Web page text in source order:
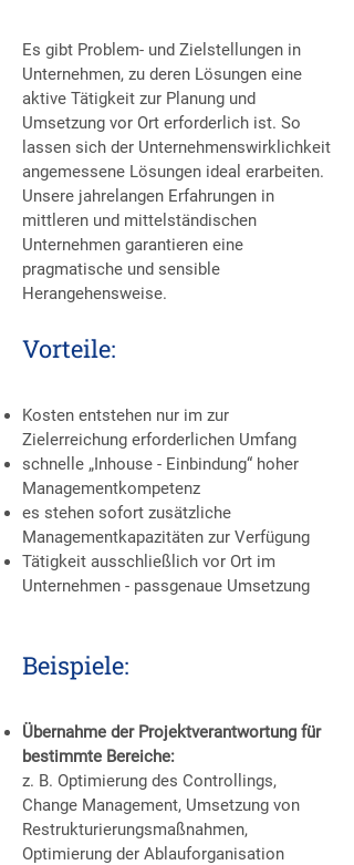
Es gibt Problem- und Zielstellungen in
Unternehmen, zu deren Lösungen eine
aktive Tätigkeit zur Planung und
Umsetzung vor Ort erforderlich ist. So
lassen sich der Unternehmenswirklichkeit
angemessene Lösungen ideal erarbeiten.
Unsere jahrelangen Erfahrungen in
mittleren und mittelständischen
Unternehmen garantieren eine
pragmatische und sensible
Herangehensweise.
Vorteile:
Kosten entstehen nur im zur
Zielerreichung erforderlichen Umfang
schnelle „Inhouse - Einbindung“ hoher
Managementkompetenz
es stehen sofort zusätzliche
Managementkapazitäten zur Verfügung
Tätigkeit ausschließlich vor Ort im
Unternehmen - passgenaue Umsetzung
Beispiele:
Übernahme der Projektverantwortung für
bestimmte Bereiche:
z. B. Optimierung des Controllings,
Change Management, Umsetzung von
Restrukturierungsmaßnahmen,
Optimierung der Ablauforganisation